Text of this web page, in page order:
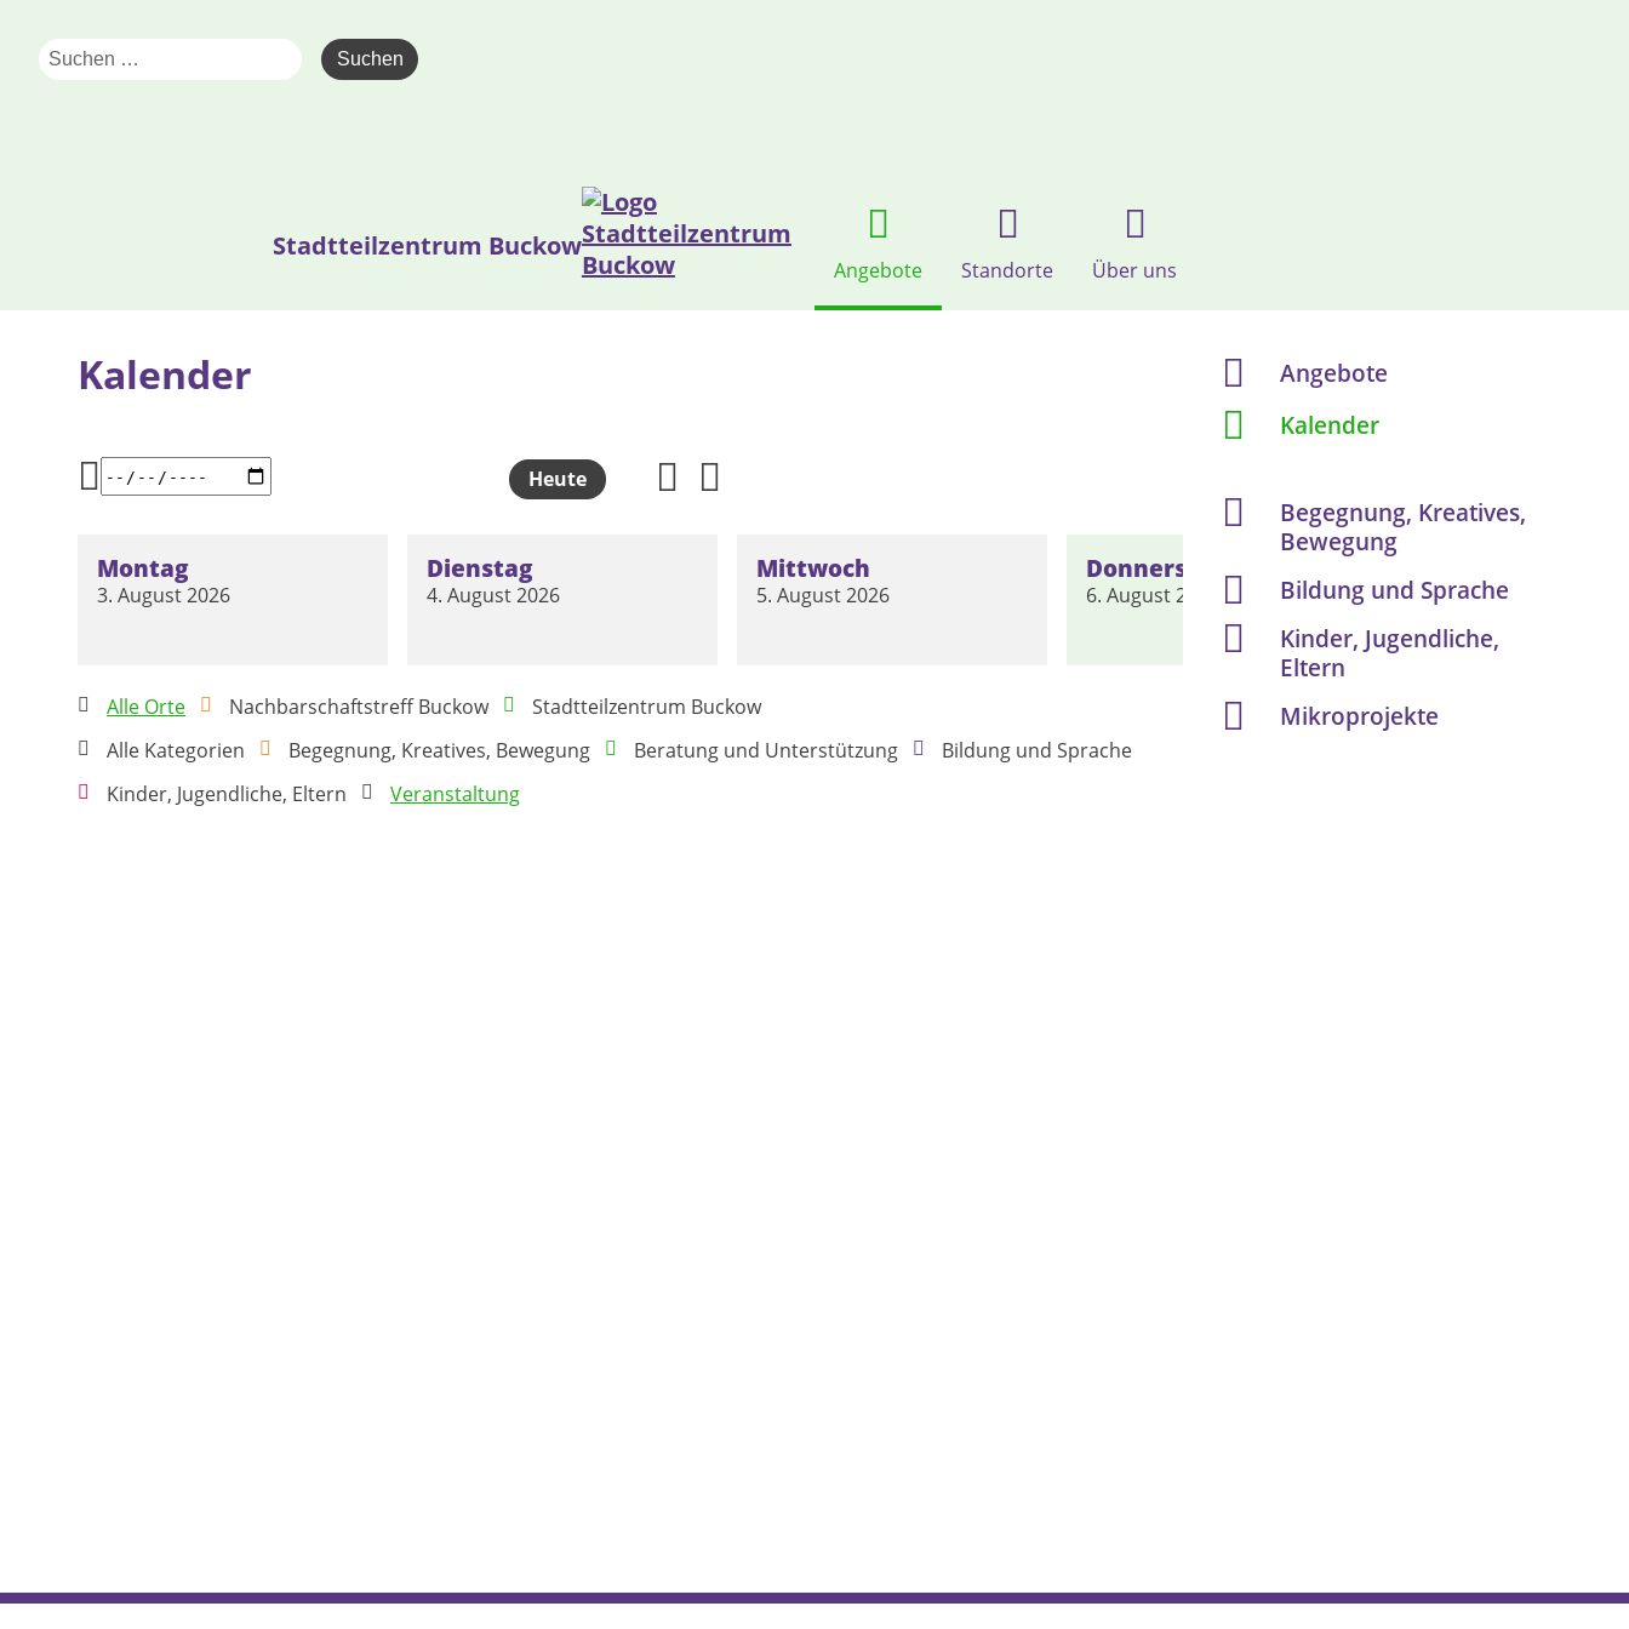
Stadtteilzentrum Buckow
Angebote Standorte Über uns
Kalender
Montag
3. August 2026
Dienstag
4. August 2026
Mittwoch
5. August 2026
Donnerstag
6. August 2026 7. August 2026
Alle Orte Nachbarschaftstreff Buckow
Stadtteilzentrum Buckow
Alle Kategorien
Begegnung, Kreatives, Bewegung Beratung und Unterstützung
Bildung und Sprache
Kinder, Jugendliche, Eltern
Veranstaltung
Heute
Angebote
Kalender
Begegnung, Kreatives,
Bewegung
Bildung und Sprache
Kinder, Jugendliche,
Eltern
Mikroprojekte